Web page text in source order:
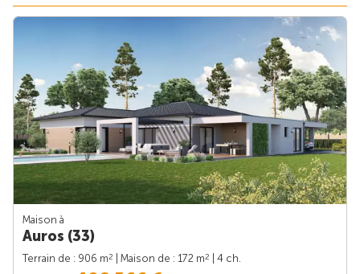
Maison à
Auros (33)
Terrain de : 906 m2 | Maison de : 172 m2
| 4 ch.